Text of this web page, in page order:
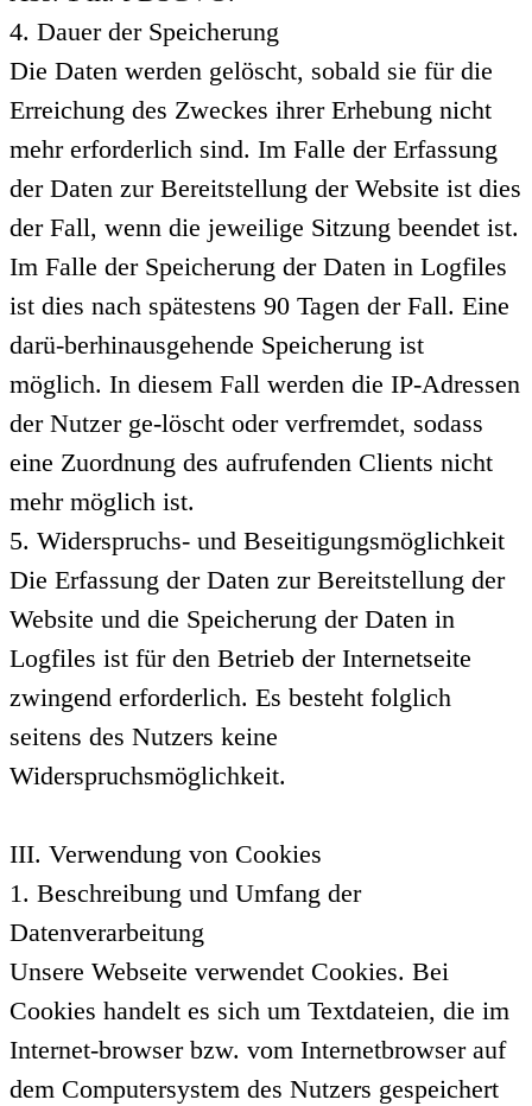
4. Dauer der Speicherung
Die Daten werden gelöscht, sobald sie für die
Erreichung des Zweckes ihrer Erhebung nicht
mehr erforderlich sind. Im Falle der Erfassung
der Daten zur Bereitstellung der Website ist dies
der Fall, wenn die jeweilige Sitzung beendet ist.
Im Falle der Speicherung der Daten in Logfiles
ist dies nach spätestens 90 Tagen der Fall. Eine
darü-berhinausgehende Speicherung ist
möglich. In diesem Fall werden die IP-Adressen
der Nutzer ge-löscht oder verfremdet, sodass
eine Zuordnung des aufrufenden Clients nicht
mehr möglich ist.
5. Widerspruchs- und Beseitigungsmöglichkeit
Die Erfassung der Daten zur Bereitstellung der
Website und die Speicherung der Daten in
Logfiles ist für den Betrieb der Internetseite
zwingend erforderlich. Es besteht folglich
seitens des Nutzers keine
Widerspruchsmöglichkeit.
III. Verwendung von Cookies
1. Beschreibung und Umfang der
Datenverarbeitung
Unsere Webseite verwendet Cookies. Bei
Cookies handelt es sich um Textdateien, die im
Internet-browser bzw. vom Internetbrowser auf
dem Computersystem des Nutzers gespeichert